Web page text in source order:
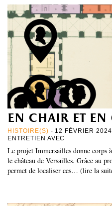
en chair et en
HISTOIRE(S) - 12 FÉVRIER 2024
ENTRETIEN AVEC
Le projet Immersailles donne corps
le château de Versailles. Grâce au
permet de localiser ces… (lire la